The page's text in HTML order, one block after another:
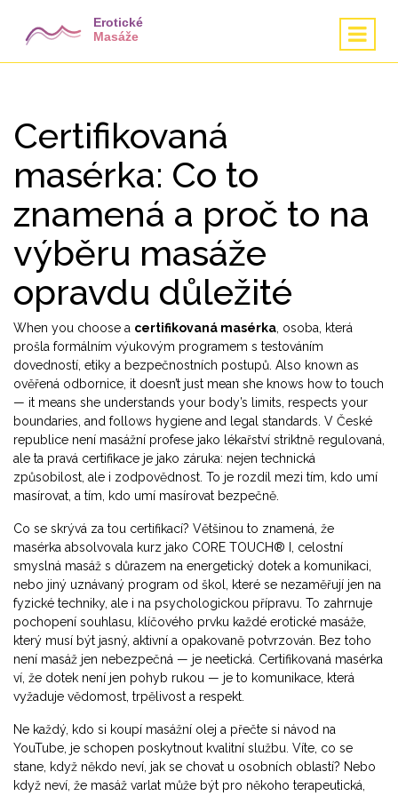
Certifikovaná
masérka: Co to
znamená a proč to na
výběru masáže
opravdu důležité
When you choose a certifikovaná masérka osoba, která
prošla formálním výukovým programem s testováním
dovedností, etiky a bezpečnostních postupů . Also known as
ověřená odbornice , it doesn’t just mean she knows how to touch
— it means she understands your body’s limits, respects your
boundaries, and follows hygiene and legal standards. V České
republice není masážní profese jako lékařství striktně regulovaná,
ale ta pravá certifikace je jako záruka: nejen technická
způsobilost, ale i zodpovědnost. To je rozdíl mezi tím, kdo umí
masírovat, a tím, kdo umí masírovat bezpečně.
Co se skrývá za tou certifikací? Většinou to znamená, že
masérka absolvovala kurz jako CORE TOUCH® I
celostní
smyslná masáž s důrazem na energetický dotek a komunikaci
nebo jiný uznávaný program od škol, které se nezaměřují jen na
fyzické techniky, ale i na psychologickou přípravu. To zahrnuje
pochopení souhlasu
klíčového prvku každé erotické masáže,
který musí být jasný, aktivní a opakovaně potvrzován . Bez toho
není masáž jen nebezpečná — je neetická. Certifikovaná masérka
ví, že dotek není jen pohyb rukou — je to komunikace, která
vyžaduje vědomost, trpělivost a respekt.
Ne každý, kdo si koupí masážní olej a přečte si návod na
YouTube, je schopen poskytnout kvalitní službu. Víte, co se
stane, když někdo neví, jak se chovat u osobních oblastí? Nebo
když neví, že masáž varlat může být pro někoho terapeutická,